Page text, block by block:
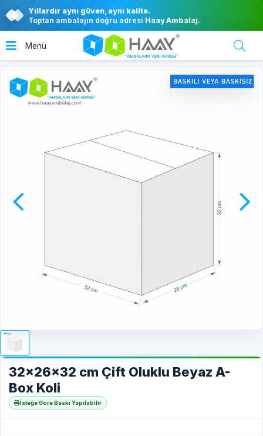
Yıllardır aynı güven, aynı kalite.
Toptan ambalajın doğru adresi Haay Ambalaj.
32x26x32 cm Çift Oluklu Beyaz A-
Box Koli
İsteğe Göre Baskı Yapılabilir